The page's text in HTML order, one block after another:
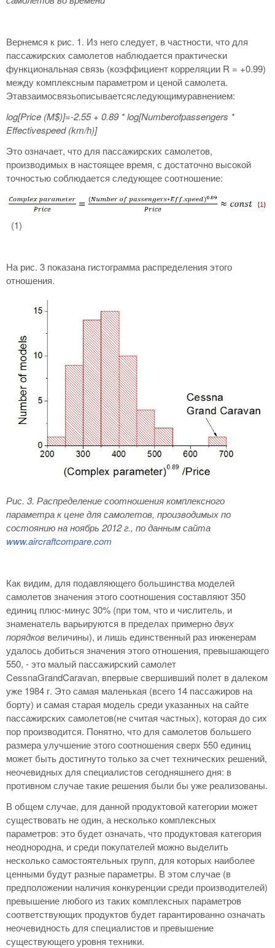
Вернемся к рис. 1. Из него следует, в частности, что для
пассажирских самолетов наблюдается практически
функциональная связь (коэффициент корреляции R = +0.99)
между комплексным параметром и ценой самолета.
Этавзаимосвязьописываетсяследующимуравнением:
log[Price (M$)]=-2.55 + 0.89 * log[Numberofpassengers *
Effectivespeed(km/h)]
Это означает, что для пассажирских самолетов,
производимых в настоящее время, с достаточно высокой
точностью соблюдается следующее соотношение:
(1)
На рис. 3 показана гистограмма распределения этого
отношения.
Рис. 3. Распределение соотношения комплексного
параметра к цене для самолетов, производимых по
состоянию на ноябрь 2012 г., по данным сайта
www.aircraftcompare.com
Как видим, для подавляющего большинства моделей
самолетов значения этого соотношения составляют 350
единиц плюс-минус 30% (при том, что и числитель, и
знаменатель варьируются в пределах примернодвух
порядков величины), и лишь единственный раз инженерам
удалось добиться значения этого отношения, превышающего
550, - это малый пассажирский самолет
CessnaGrandCaravan, впервые свершивший полет в далеком
уже 1984 г. Это самая маленькая (всего 14 пассажиров на
борту) и самая старая модель среди указанных на сайте
пассажирских самолетов(не считая частных), которая до сих
пор производится. Понятно, что для самолетов большего
размера улучшение этого соотношения сверх 550 единиц
может быть достигнуто только за счет технических решений,
неочевидных для специалистов сегодняшнего дня: в
противном случае такие решения были бы уже реализованы.
В общем случае, для данной продуктовой категории может
существовать не один, а несколько комплексных
параметров: это будет означать, что продуктовая категория
неоднородна, и среди покупателей можно выделить
несколько самостоятельных групп, для которых наиболее
ценными будут разные параметры. В этом случае (в
предположении наличия конкуренции среди производителей)
превышение любого из таких комплексных параметров
соответствующих продуктов будет гарантированно означать
неочевидность для специалистов и превышение
существующего уровня техники.